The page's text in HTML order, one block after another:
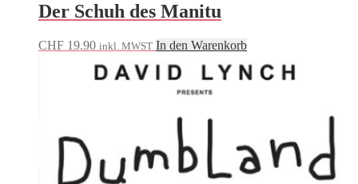
Der Schuh des Manitu
CHF 19.90 inkl. MWST In den Warenkorb